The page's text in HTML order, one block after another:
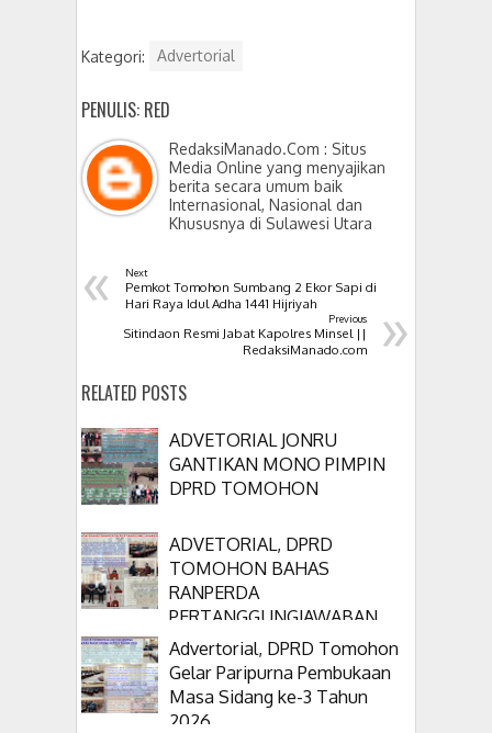
Kategori: Advertorial
PENULIS: RED
RedaksiManado.Com : Situs
Media Online yang menyajikan
berita secara umum baik
Internasional, Nasional dan
Khususnya di Sulawesi Utara
« Next
Pemkot Tomohon Sumbang 2 Ekor Sapi di
Hari Raya Idul Adha 1441 Hijriyah
»
Previous
Sitindaon Resmi Jabat Kapolres Minsel ||
RedaksiManado.com
RELATED POSTS
ADVETORIAL JONRU
GANTIKAN MONO PIMPIN
DPRD TOMOHON
ADVETORIAL, DPRD
TOMOHON BAHAS
RANPERDA
PERTANGGUNGJAWABAN
APBD 2025
Advertorial, DPRD Tomohon
Gelar Paripurna Pembukaan
Masa Sidang ke-3 Tahun
2026